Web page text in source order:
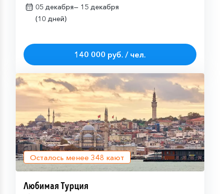
05 декабря— 15 декабря
(10 дней)
140 000 руб. / чел.
Осталось менее 348 кают
Любимая Турция